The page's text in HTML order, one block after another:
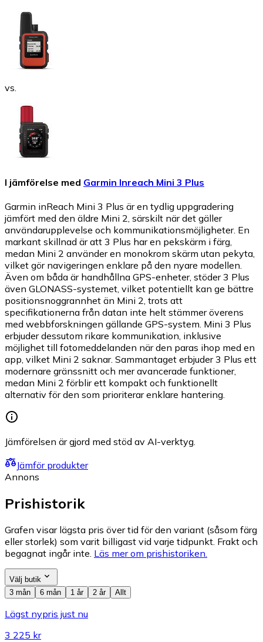
vs.
I jämförelse med Garmin Inreach Mini 3 Plus
Garmin inReach Mini 3 Plus är en tydlig uppgradering
jämfört med den äldre Mini 2, särskilt när det gäller
användarupplevelse och kommunikationsmöjligheter. En
markant skillnad är att 3 Plus har en pekskärm i färg,
medan Mini 2 använder en monokrom skärm utan pekyta,
vilket gör navigeringen enklare på den nyare modellen.
Även om båda är handhållna GPS-enheter, stöder 3 Plus
även GLONASS-systemet, vilket potentiellt kan ge bättre
positionsnoggrannhet än Mini 2, trots att
specifikationerna från datan inte helt stämmer överens
med webbforskningen gällande GPS-system. Mini 3 Plus
erbjuder dessutom rikare kommunikation, inklusive
möjlighet till fotomeddelanden när den paras ihop med en
app, vilket Mini 2 saknar. Sammantaget erbjuder 3 Plus ett
modernare gränssnitt och mer avancerade funktioner,
medan Mini 2 förblir ett kompakt och funktionellt
alternativ för den som prioriterar enklare hantering.
Jämförelsen är gjord med stöd av AI-verktyg.
Jämför produkter
Annons
Prishistorik
Grafen visar lägsta pris över tid för den variant (såsom färg
eller storlek) som varit billigast vid varje tidpunkt. Frakt och
begagnat ingår inte. Läs mer om prishistoriken.
Välj butik
3 mån
6 mån 1 år 2 år Allt
Lägst nypris just nu
3 225 kr